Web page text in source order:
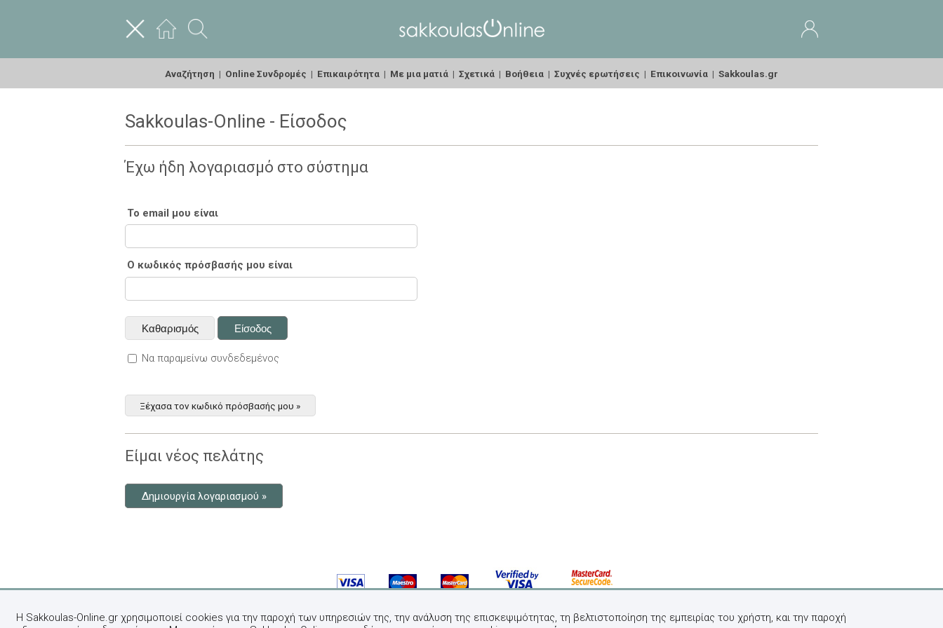
Αναζήτηση | Online Συνδρομές | Επικαιρότητα | Με μια ματιά | Σχετικά | Βοήθεια | Συχνές ερωτήσεις | Επικοινωνία | Sakkoulas.gr
Sakkoulas-Online - Είσοδος
Έχω ήδη λογαριασμό στο σύστημα
Το email μου είναι
Ο κωδικός πρόσβασής μου είναι
Να παραμείνω συνδεδεμένος
Ξέχασα τον κωδικό πρόσβασής μου »
Είμαι νέος πελάτης
Δημιουργία λογαριασμού »
Η Sakkoulas-Online.gr χρησιμοποιεί cookies για την παροχή των υπηρεσιών της, την ανάλυση της επισκεψιμότητας, τη βελτιστοποίηση της εμπειρίας του χρήστη, και την παροχή